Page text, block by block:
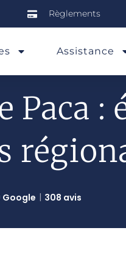
Règlements
Assistance
:
Google 308 avis